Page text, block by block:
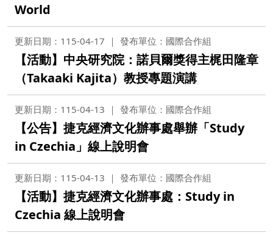
World
更新日期：115-04-17 發布單位：國際合作組
【活動】中央研究院：諾貝爾獎得主梶田隆章
（Takaaki Kajita）教授專題演講
更新日期：115-04-13 發布單位：國際合作組
【公告】捷克經濟文化辦事處舉辦「Study
in Czechia」線上說明會
更新日期：115-04-13 發布單位：國際合作組
【活動】捷克經濟文化辦事處：Study in
Czechia 線上說明會